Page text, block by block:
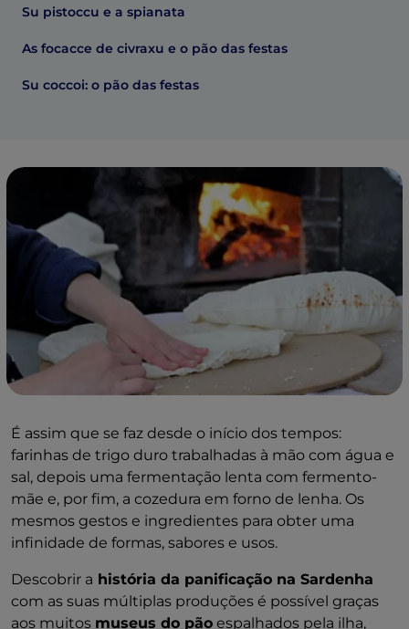
Su pistoccu e a spianata
As focacce de civraxu e o pão das festas
Su coccoi: o pão das festas
É assim que se faz desde o início dos tempos:
farinhas de trigo duro trabalhadas à mão com água e
sal, depois uma fermentação lenta com fermento-
mãe e, por fim, a cozedura em forno de lenha. Os
mesmos gestos e ingredientes para obter uma
infinidade de formas, sabores e usos.
Descobrir a história da panificação na Sardenha
com as suas múltiplas produções é possível graças
aos muitos museus do pão espalhados pela ilha,